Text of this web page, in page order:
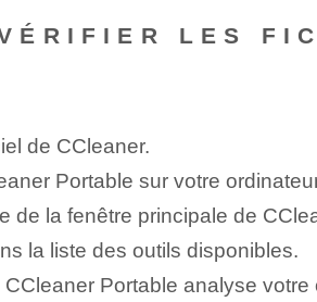
LES
de CCleaner.
Portable sur votre
de la fenêtre principale de
la liste des outils disponibles.
CCleaner Portable analyse